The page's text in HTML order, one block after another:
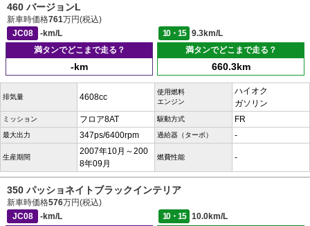
460 バージョンL
新車時価格761万円(税込)
JC08
-km/L 10・15
9.3km/L
満タンでどこまで走る？
-km
満タンでどこまで走る？
660.3km
排気量 4608cc
使用燃料
エンジン
ハイオク
ガソリン
ミッション フロア8AT 駆動方式 FR
最大出力 347ps/6400rpm 過給器（ターボ） -
生産期間
2007年10月～200
8年09月
燃費性能 -
350 パッショネイトブラックインテリア
新車時価格576万円(税込)
JC08
-km/L 10・15
10.0km/L